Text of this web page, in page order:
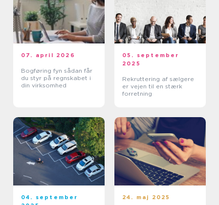
07. april 2026
Bogføring fyn sådan får
du styr på regnskabet i
din virksomhed
05. september
2025
Rekruttering af sælgere
er vejen til en stærk
forretning
04. september
24. maj 2025